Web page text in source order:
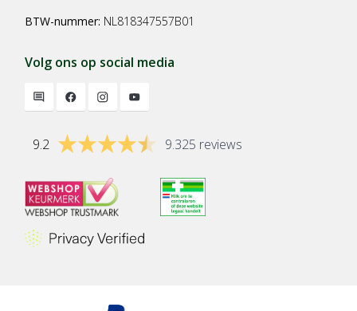
BTW-nummer: NL818347557B01
Volg ons op social media
9.2 9.325 reviews